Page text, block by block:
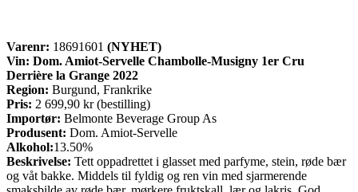
Varenr: 18691601 (NYHET)
Vin: Dom. Amiot-Servelle Chambolle-Musigny 1er Cru
Derrière la Grange 2022
Region: Burgund, Frankrike
Pris: 2 699,90 kr (bestilling)
Importør: Belmonte Beverage Group As
Produsent: Dom. Amiot-Servelle
Alkohol:13.50%
Beskrivelse: Tett oppadrettet i glasset med parfyme, stein, røde bær
og våt bakke. Middels til fyldig og ren vin med sjarmerende